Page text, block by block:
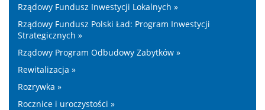
Rządowy Fundusz Inwestycji Lokalnych »
Rządowy Fundusz Polski Ład: Program Inwestycji
Strategicznych »
Rządowy Program Odbudowy Zabytków »
Rewitalizacja »
Rozrywka »
Rocznice i uroczystości »